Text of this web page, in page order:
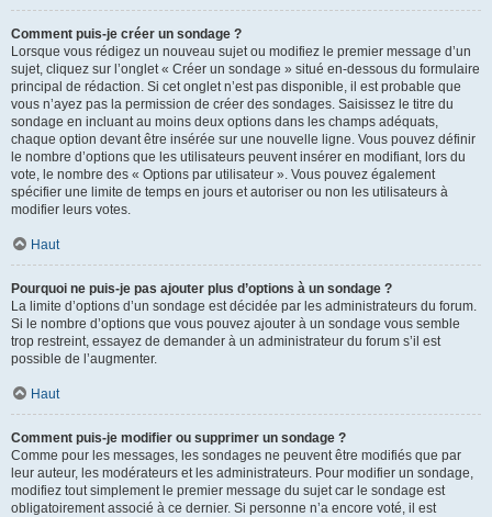
Comment puis-je créer un sondage ?
Lorsque vous rédigez un nouveau sujet ou modifiez le premier message d’un
sujet, cliquez sur l’onglet « Créer un sondage » situé en-dessous du formulaire
principal de rédaction. Si cet onglet n’est pas disponible, il est probable que
vous n’ayez pas la permission de créer des sondages. Saisissez le titre du
sondage en incluant au moins deux options dans les champs adéquats,
chaque option devant être insérée sur une nouvelle ligne. Vous pouvez définir
le nombre d’options que les utilisateurs peuvent insérer en modifiant, lors du
vote, le nombre des « Options par utilisateur ». Vous pouvez également
spécifier une limite de temps en jours et autoriser ou non les utilisateurs à
modifier leurs votes.
Haut
Pourquoi ne puis-je pas ajouter plus d’options à un sondage ?
La limite d’options d’un sondage est décidée par les administrateurs du forum.
Si le nombre d’options que vous pouvez ajouter à un sondage vous semble
trop restreint, essayez de demander à un administrateur du forum s’il est
possible de l’augmenter.
Haut
Comment puis-je modifier ou supprimer un sondage ?
Comme pour les messages, les sondages ne peuvent être modifiés que par
leur auteur, les modérateurs et les administrateurs. Pour modifier un sondage,
modifiez tout simplement le premier message du sujet car le sondage est
obligatoirement associé à ce dernier. Si personne n’a encore voté, il est